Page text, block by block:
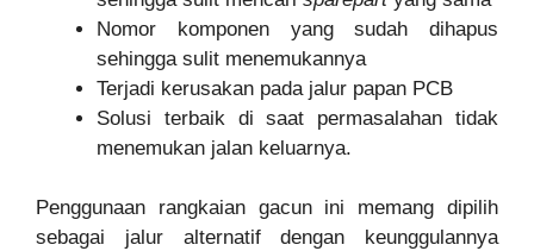
Nomor komponen yang sudah dihapus
sehingga sulit menemukannya
Terjadi kerusakan pada jalur papan PCB
Solusi terbaik di saat permasalahan tidak
menemukan jalan keluarnya.
Penggunaan rangkaian gacun ini memang dipilih
sebagai jalur alternatif dengan keunggulannya